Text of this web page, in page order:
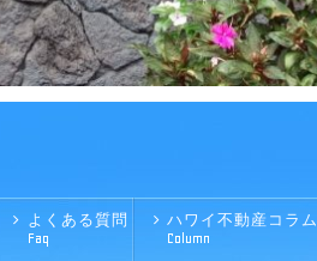
よくある質問
Faq
ハワイ不動産コラム
Column